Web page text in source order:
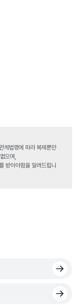
계법령에 따라 복제뿐만
으며,
받아야함을 알려드립니